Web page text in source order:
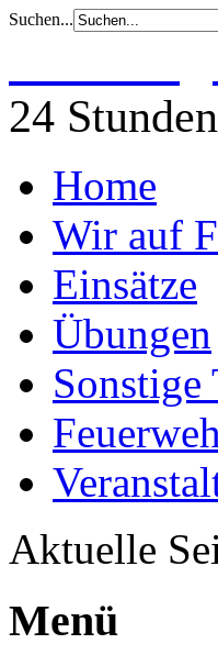
Suchen...
24
Home
Wir auf
Einsätze
Übungen
Sonstige
Aktuelle
Menü